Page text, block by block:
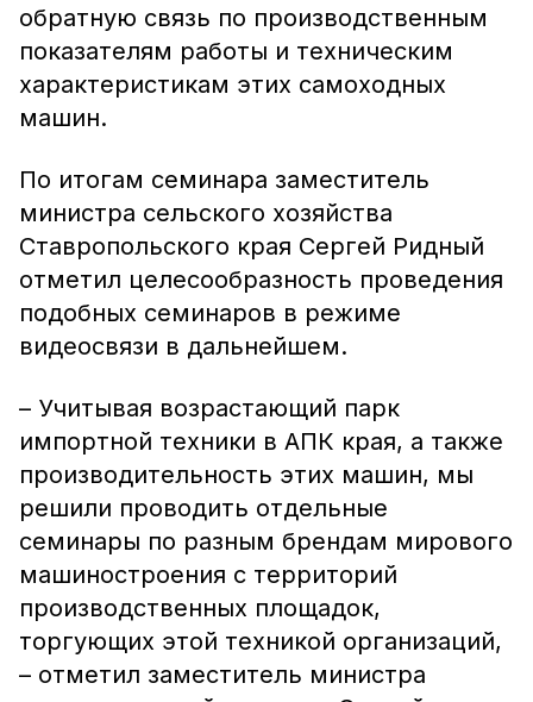
обратную связь по производственным
показателям работы и техническим
характеристикам этих самоходных
машин.
По итогам семинара заместитель
министра сельского хозяйства
Ставропольского края Сергей Ридный
отметил целесообразность проведения
подобных семинаров в режиме
видеосвязи в дальнейшем.
– Учитывая возрастающий парк
импортной техники в АПК края, а также
производительность этих машин, мы
решили проводить отдельные
семинары по разным брендам мирового
машиностроения с территорий
производственных площадок,
торгующих этой техникой организаций,
– отметил заместитель министра